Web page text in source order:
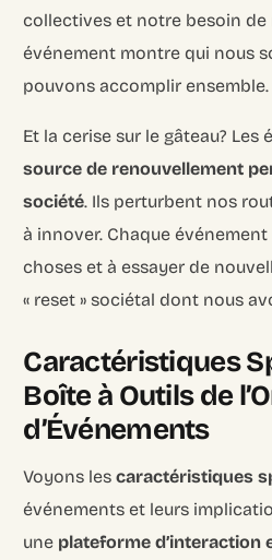
collectives et notre besoin de
événement montre qui nous
pouvons accomplir ensemble.
Et la cerise sur le gâteau?
source de renouvellement
société. Ils perturbent nos
à innover. Chaque
choses et à essayer de
« reset » sociétal dont nous
Caractéristiques
Boîte à Outils de
d’Événements
Voyons lescaractéristiques
événements et leurs
une plateforme d’interaction